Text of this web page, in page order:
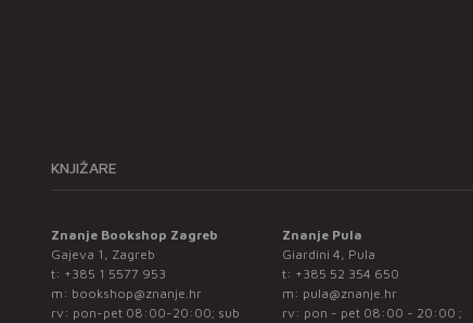
KNJIŽARE
Znanje Bookshop Zagreb
Gajeva 1, Zagreb
t: +385 1 5577 953
m: bookshop@znanje.hr
rv: pon-pet 08:00-20:00; sub
Znanje Pula
Giardini 4, Pula
t: +385 52 354 650
m: pula@znanje.hr
rv: pon - pet 08:00 - 20:00 ;